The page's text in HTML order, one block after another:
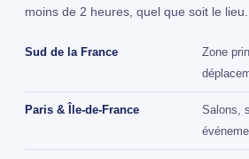
moins de 2 heures, quel que soit le lieu.
Sud de la France
Zone
Paris & Île-de-France
Salons,